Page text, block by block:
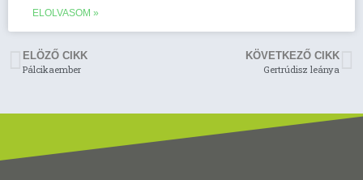
ELOLVASOM »
ELÖZŐ CIKK
Pálcikaember
KÖVETKEZŐ CIKK
Gertrúdisz leánya